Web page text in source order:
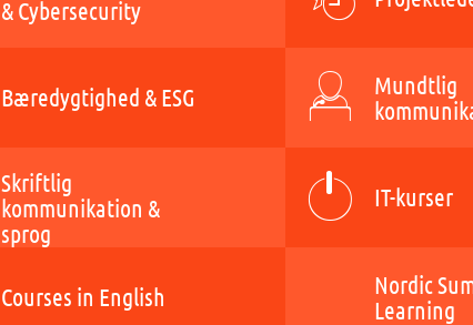
& Cybersecurity
Bæredygtighed & ESG
Mundtlig
Skriftlig
kommunikation &
sprog
IT-kurser
Courses in English
Nordic
Learning